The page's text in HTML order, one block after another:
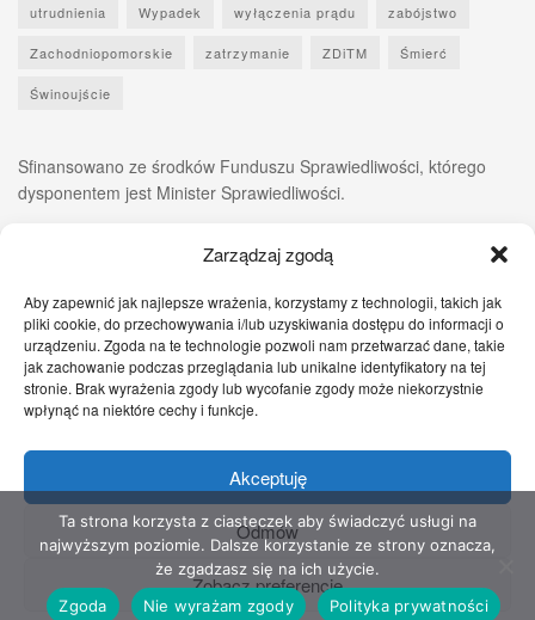
Zarządzaj zgodą
Aby zapewnić jak najlepsze wrażenia, korzystamy z technologii, takich jak
pliki cookie, do przechowywania i/lub uzyskiwania dostępu do informacji o
urządzeniu. Zgoda na te technologie pozwoli nam przetwarzać dane, takie
jak zachowanie podczas przeglądania lub unikalne identyfikatory na tej
stronie. Brak wyrażenia zgody lub wycofanie zgody może niekorzystnie
wpłynąć na niektóre cechy i funkcje.
Akceptuję
Odmów
Zobacz preferencje
utrudnienia Wypadek wyłączenia prądu zabójstwo
Zachodniopomorskie zatrzymanie ZDiTM Śmierć
Świnoujście
Sfinansowano ze środków Funduszu Sprawiedliwości, którego
dysponentem jest Minister Sprawiedliwości.
Zgłoś nam! Szczecińskie Wiadomości Sport
Zdrowie
Prawo
Pomoc Prawna Kontakt
Copyright © 2022 Stowarzyszenie Przyjaciół Zdrowia - Wszelkie prawa
zastrzeżone
Ta strona korzysta z ciasteczek aby świadczyć usługi na
najwyższym poziomie. Dalsze korzystanie ze strony oznacza,
że zgadzasz się na ich użycie.
Zgoda
Nie wyrażam zgody Polityka prywatności